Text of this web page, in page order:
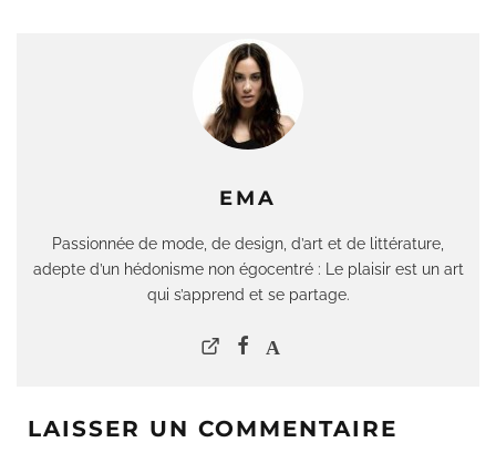
EMA
Passionnée de mode, de design, d’art et de littérature,
adepte d’un hédonisme non égocentré : Le plaisir est un art
qui s’apprend et se partage.
LAISSER UN COMMENTAIRE